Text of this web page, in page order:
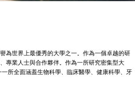
為世界上最優秀的大學之一。作為一個卓越的研
專業人士與合作夥伴。作為一所研究密集型大
所全面涵蓋生物科學、臨床醫學、健康科學、牙